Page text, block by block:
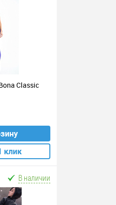
Classic
клик
В наличии